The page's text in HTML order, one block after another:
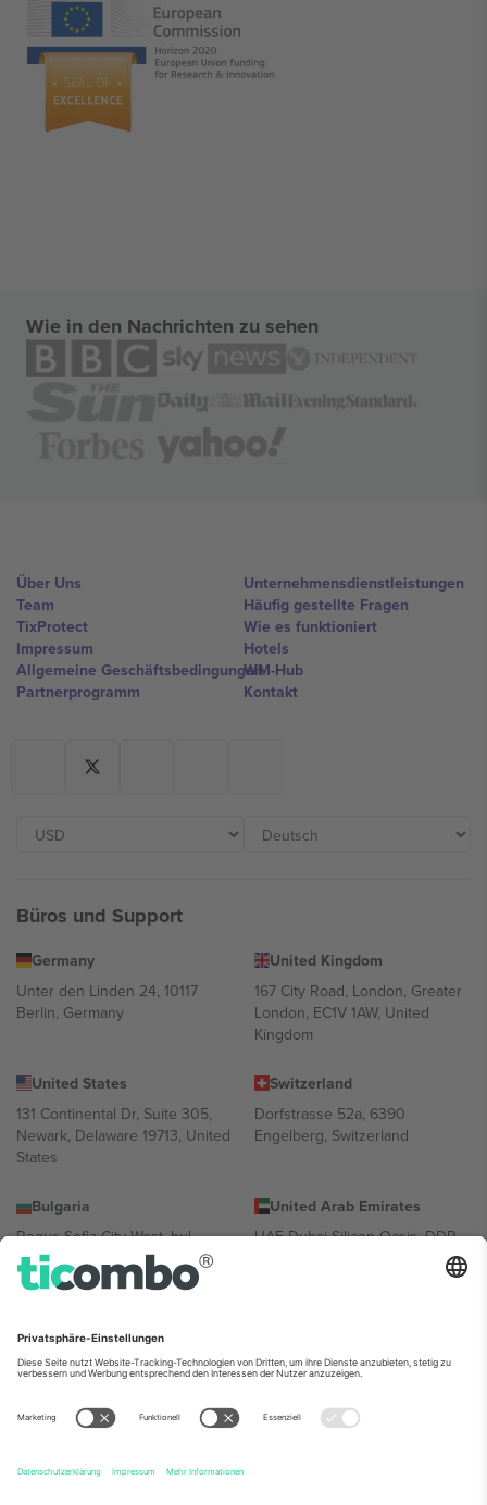
Wie in den Nachrichten zu sehen
Über Uns
Team
TixProtect
Impressum
Allgemeine Geschäftsbedingungen
Partnerprogramm
Unternehmensdienstleistungen
Häufig gestellte Fragen
Wie es funktioniert
Hotels
WM-Hub
Kontakt
Büros und Support
Germany
Unter den Linden 24, 10117
Berlin, Germany
United Kingdom
167 City Road, London, Greater
London, EC1V 1AW, United
Kingdom
United States
131 Continental Dr, Suite 305,
Newark, Delaware 19713, United
States
Switzerland
Dorfstrasse 52a, 6390
Engelberg, Switzerland
Bulgaria
Regus Sofia City West, bul
Totleben 53-55, 1606 Sofia,
Bulgaria
United Arab Emirates
UAE Dubai Silicon Oasis, DDP
Building A1, Office 302, Dubai,
Mexico
Av Chapultepec 360, Roma
Norte, Cuauhtémoc, 06700
Ciudad de México, CDMX,
Mexico
Die juristische Person des Plattformanbieters kann je nach